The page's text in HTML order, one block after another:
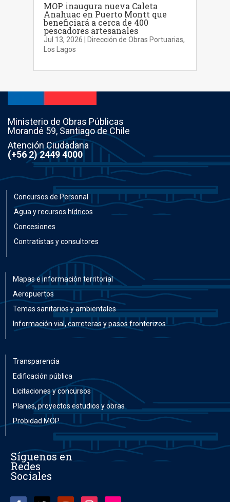
MOP inaugura nueva Caleta
Anahuac en Puerto Montt que
beneficiará a cerca de 400
pescadores artesanales
Jul 13, 2026 Dirección de Obras Portuarias,
Los Lagos
Ministerio de Obras Públicas
Morandé 59, Santiago de Chile
Atención Ciudadana
(+56 2) 2449 4000
Concursos de Personal
Agua y recursos hídricos
Concesiones
Contratistas y consultores
Mapas e información territorial
Aeropuertos
Temas sanitarios y ambientales
Información vial, carreteras y pasos fronterizos
Transparencia
Edificación pública
Licitaciones y concursos
Planes, proyectos estudios y obras
Probidad MOP
Síguenos en
Redes
Sociales